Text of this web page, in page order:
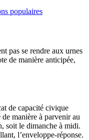
populaires
pas se rendre aux urnes
de manière anticipée,
de capacité civique
manière à parvenir au
soit le dimanche à midi.
l’enveloppe-réponse.